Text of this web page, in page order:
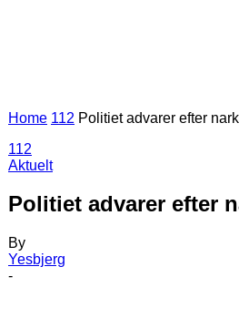
Home 112 Politiet advarer efter
112
Aktuelt
Politiet advarer efter
By
Yesbjerg
-